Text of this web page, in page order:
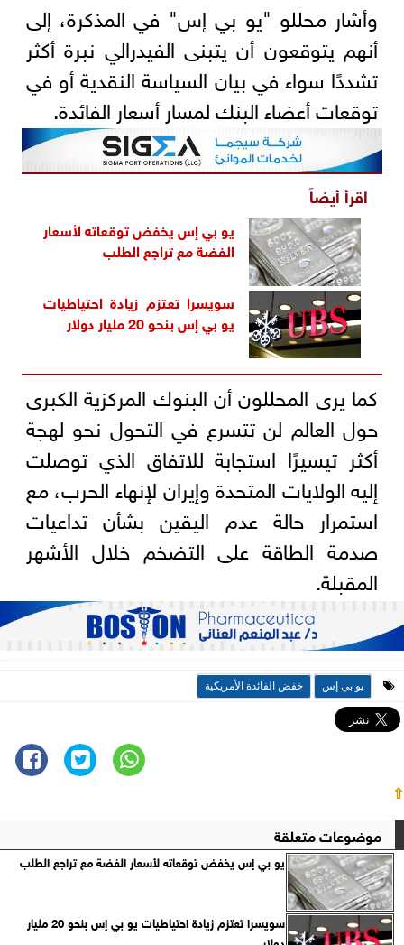
وأشار محللو "يو بي إس" في المذكرة، إلى
أنهم يتوقعون أن يتبنى الفيدرالي نبرة أكثر
تشددًا سواء في بيان السياسة النقدية أو في
توقعات أعضاء البنك لمسار أسعار الفائدة.
اقرأ أيضاً
يو بي إس يخفض توقعاته لأسعار
الفضة مع تراجع الطلب
سويسرا تعتزم زيادة احتياطيات
يو بي إس بنحو 20 مليار دولار
كما يرى المحللون أن البنوك المركزية الكبرى
حول العالم لن تتسرع في التحول نحو لهجة
أكثر تيسيرًا استجابة للاتفاق الذي توصلت
إليه الولايات المتحدة وإيران لإنهاء الحرب، مع
استمرار حالة عدم اليقين بشأن تداعيات
صدمة الطاقة على التضخم خلال الأشهر
المقبلة.
يو بي إس خفض الفائدة الأمريكية
⇧
موضوعات متعلقة
يو بي إس يخفض توقعاته لأسعار الفضة مع تراجع الطلب
سويسرا تعتزم زيادة احتياطيات يو بي إس بنحو 20 مليار